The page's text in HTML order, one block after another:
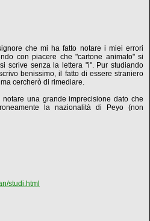
che mi ha fatto notare i miei errori
con piacere che "cartone animato" si
scrive senza la lettera "i". Pur studiando
benissimo, il fatto di essere straniero
cercherò di rimediare.
una grande imprecisione dato che
la nazionalità di Peyo (non
studi.html